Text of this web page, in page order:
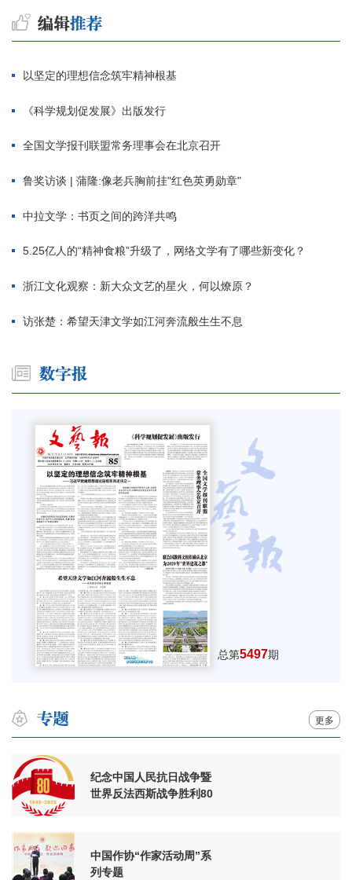
以坚定的理想信念筑牢精神根基
《科学规划促发展》出版发行
全国文学报刊联盟常务理事会在北京召开
鲁奖访谈 | 蒲隆:像老兵胸前挂"红色英勇勋章"
中拉文学：书页之间的跨洋共鸣
5.25亿人的“精神食粮”升级了，网络文学有了哪些新变化？
浙江文化观察：新大众文艺的星火，何以燎原？
访张楚：希望天津文学如江河奔流般生生不息
总第5497期
更多
纪念中国人民抗日战争暨
世界反法西斯战争胜利80
中国作协“作家活动周”系
列专题